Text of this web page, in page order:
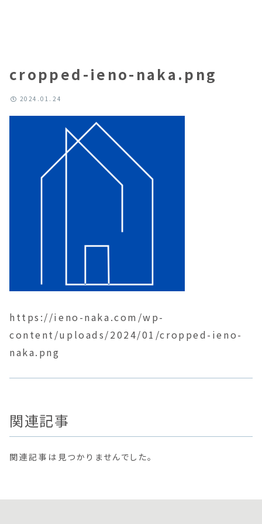
cropped-ieno-naka.png
2024.01.24
https://ieno-naka.com/wp-
content/uploads/2024/01/cropped-ieno-
naka.png
関連記事
関連記事は見つかりませんでした。